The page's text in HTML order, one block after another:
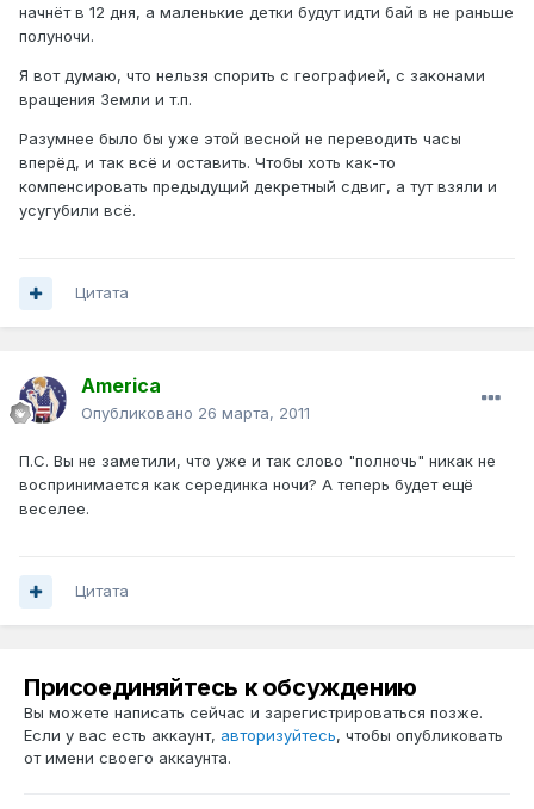
начнёт в 12 дня, а маленькие детки будут идти бай в не раньше
полуночи.
Я вот думаю, что нельзя спорить с географией, с законами
вращения Земли и т.п.
Разумнее было бы уже этой весной не переводить часы
вперёд, и так всё и оставить. Чтобы хоть как-то
компенсировать предыдущий декретный сдвиг, а тут взяли и
усугубили всё.
Цитата
America
Опубликовано 26 марта, 2011
П.С. Вы не заметили, что уже и так слово "полночь" никак не
воспринимается как серединка ночи? А теперь будет ещё
веселее.
Цитата
Присоединяйтесь к обсуждению
Вы можете написать сейчас и зарегистрироваться позже.
Если у вас есть аккаунт, авторизуйтесь, чтобы опубликовать
от имени своего аккаунта.